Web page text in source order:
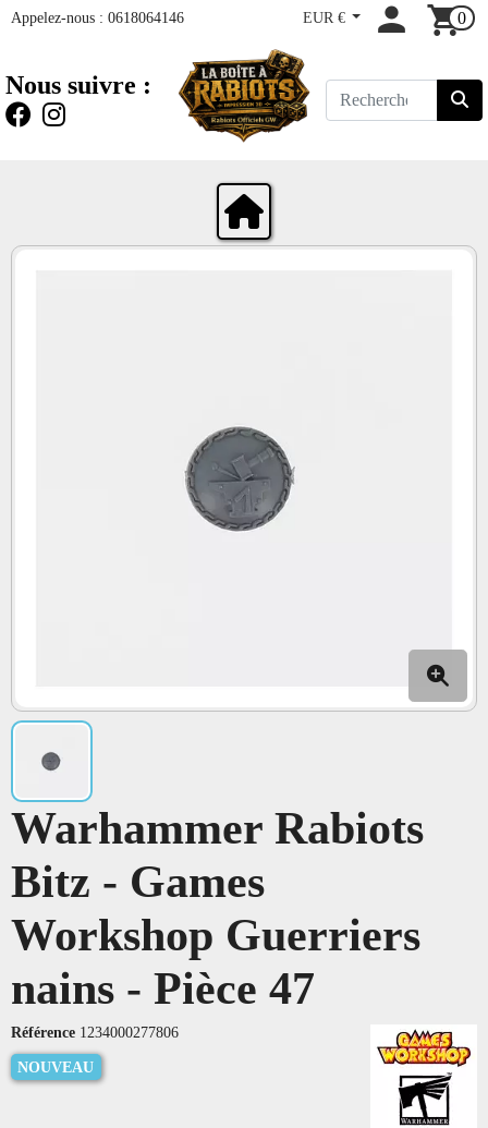
Appelez-nous : 0618064146 EUR € 0
Nous suivre :
Warhammer Rabiots
Bitz - Games
Workshop Guerriers
nains - Pièce 47
Référence 1234000277806
NOUVEAU